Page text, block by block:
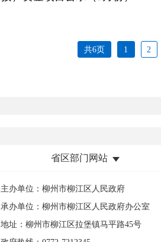
省区部门网站
主办单位：柳州市柳江区人民政府
承办单位：柳州市柳江区人民政府办公室
地址：柳州市柳江区拉堡镇马平路45号